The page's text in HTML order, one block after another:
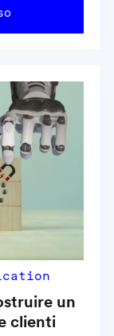
un
clienti